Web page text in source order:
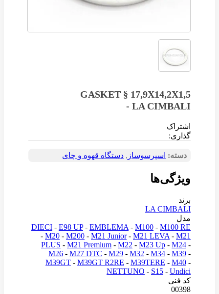
GASKET § 17,9X14,2X1,5
- LA CIMBALI
اشتراک
گذاری:
دسته: اسپرسوساز , دستگاه قهوه و چای
ویژگی‌ها
برند
LA CIMBALI
مدل
DIECI - E98 UP- EMBLEMA - M100 - M100 RE
- M20 - M200 - M21 Junior- M21 LEVA - M21
PLUS - M21 Premium - M22 - M23 Up - M24 -
M26 - M27 DTC - M29 - M32 - M34 - M39 -
M39GT - M39GT R2RE - M39TERE - M40 -
NETTUNO - S15 - Undici
کد فنی
00398